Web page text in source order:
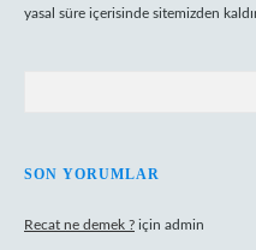
yasal süre içerisinde sitemizden
SON YORUMLAR
Recat ne demek ? için admin